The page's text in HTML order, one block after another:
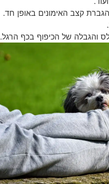
קצב האימונים באופן חד.
והגבלה של הכיפוף בכף הרגל.